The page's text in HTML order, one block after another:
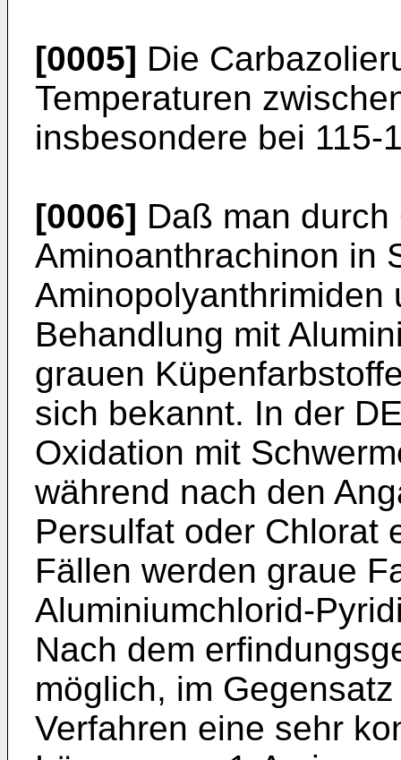
[0005] Die
Temperaturen
insbesondere bei 115-
[0006] Daß man
Aminoanthrachinon in
Aminopolyanthrimiden
Behandlung mit
grauen
sich bekannt. In der
Oxidation mit
während nach den
Persulfat oder Chlorat
Fällen werden graue
Aluminiumchlorid-
Nach dem
möglich, im
Verfahren eine sehr